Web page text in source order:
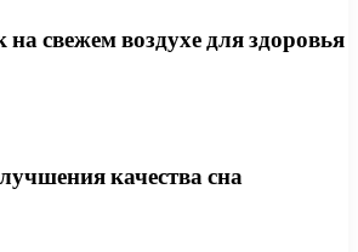
свежем воздухе для здоровья
качества сна